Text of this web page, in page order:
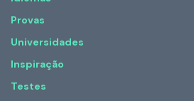
Provas
Universidades
Inspiração
Testes